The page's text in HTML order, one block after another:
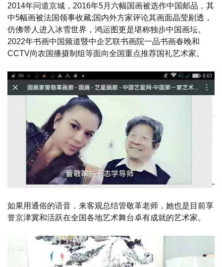
2014年问道京城，2016年5月六幅国画被选作中国邮品，其
中5幅画被法国领事收藏;国内外方家评论其画面晶莹剔透，
仿佛带人进入冰雪世界，鸿运图更是堪称独步中国画坛。
2022年书画中国频道暨中企艺联书画院一品书画春晚和
CCTV尚农国播摄制组等面向全国重点推荐国礼艺术家。
如果用通俗的语音，来客观总结管敬革老师，她也是目前享
誉京津冀和活跃在全国各地艺术舞台卓有成就的艺术家。